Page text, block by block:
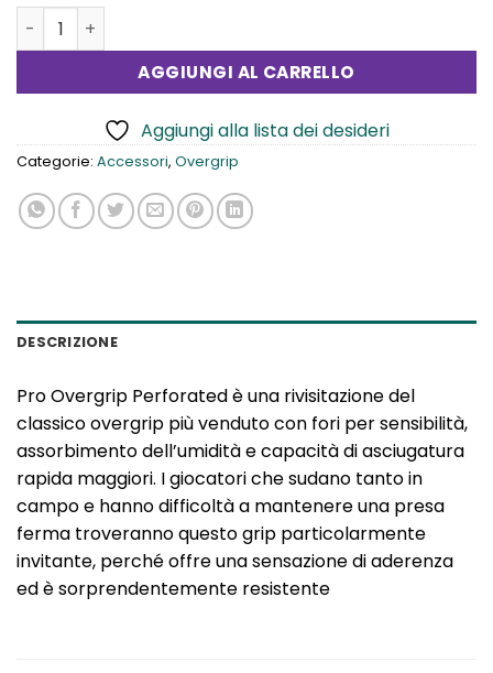
Wilson Pro Perforated quantità
AGGIUNGI AL CARRELLO
Aggiungi alla lista dei desideri
Categorie: Accessori, Overgrip
DESCRIZIONE
Pro Overgrip Perforated è una rivisitazione del
classico overgrip più venduto con fori per sensibilità,
assorbimento dell’umidità e capacità di asciugatura
rapida maggiori. I giocatori che sudano tanto in
campo e hanno difficoltà a mantenere una presa
ferma troveranno questo grip particolarmente
invitante, perché offre una sensazione di aderenza
ed è sorprendentemente resistente